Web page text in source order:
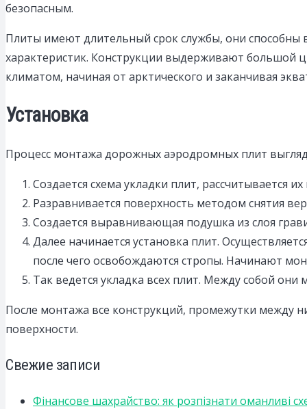
безопасным.
Плиты имеют длительный срок службы, они способны
характеристик. Конструкции выдерживают большой
климатом, начиная от арктического и заканчивая
Установка
Процесс монтажа дорожных аэродромных плит
Создается схема укладки плит, рассчитывается
Разравнивается поверхность методом снятия
Создается выравнивающая подушка из слоя
Далее начинается установка плит.
после чего освобождаются стропы. Начинают
Так ведется укладка всех плит. Между собой
После монтажа все конструкций, промежутки между
поверхности.
Свежие записи
Фінансове шахрайство: як розпізнати оманливі